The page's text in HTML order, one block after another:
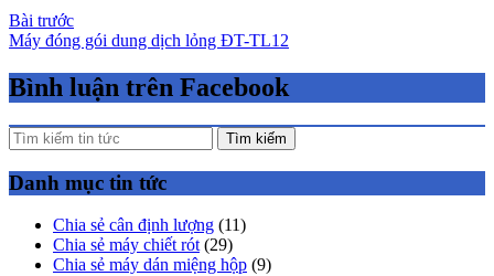
Bài trước
Máy đóng gói dung dịch lỏng ĐT-TL12
Bình luận trên Facebook
Tìm kiếm
Danh mục tin tức
Chia sẻ cân định lượng (11)
Chia sẻ máy chiết rót (29)
Chia sẻ máy dán miệng hộp (9)